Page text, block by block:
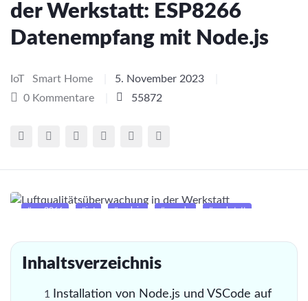
der Werkstatt: ESP8266
Datenempfang mit Node.js
IoT Smart Home 5. November 2023
0 Kommentare
55872
#esp8266 #iot #nodejs #vscode #werkstatt
Inhaltsverzeichnis
Installation von Node.js und VSCode auf